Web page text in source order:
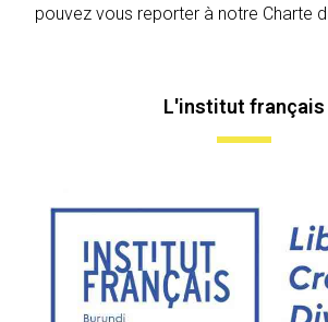
pouvez vous reporter à notre Charte
L'institut français